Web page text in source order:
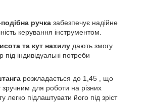
ручка забезпечує надійне
керування інструментом.
та кут нахилу дають змогу
індивідуальні потреби
розкладається до 1,45 , що
зручним для роботи на різних
легко підлаштувати його під зріст